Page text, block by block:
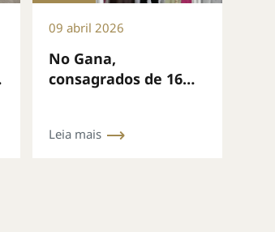
09 abril 2026
No Gana,
consagrados de 16
esperança
Leia mais